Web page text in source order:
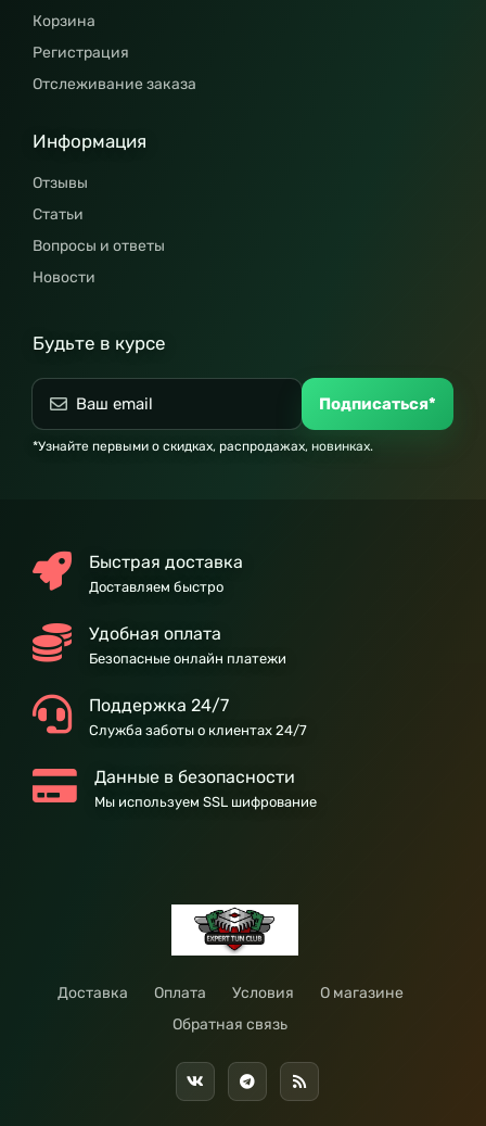
Корзина
Регистрация
Отслеживание заказа
Информация
Отзывы
Статьи
Вопросы и ответы
Новости
Будьте в курсе
Подписаться*
*Узнайте первыми о скидках, распродажах, новинках.
Быстрая доставка
Доставляем быстро
Удобная оплата
Безопасные онлайн платежи
Поддержка 24/7
Служба заботы о клиентах 24/7
Данные в безопасности
Мы используем SSL шифрование
Доставка Оплата Условия
О магазине
Обратная связь